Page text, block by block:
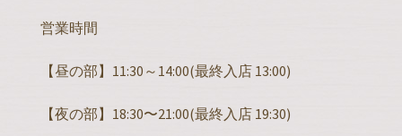
営業時間
【昼の部】11:30～14:00(最終入店 13:00)
【夜の部】18:30〜21:00(最終入店 19:30)